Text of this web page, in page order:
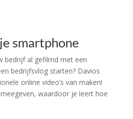
smartphone
bedrijf al gefilmd met een
bedrijfsvlog starten? Davios
online video’s van maken!
waardoor je leert hoe